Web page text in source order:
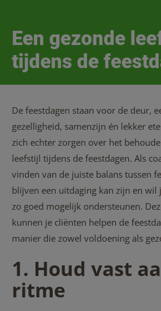
Een gezonde
tijdens de
De feestdagen staan voor de deur,
gezelligheid, samenzijn én lekker
zich echter zorgen over het
leefstijl tijdens de feestdagen. Als
vinden van de juiste balans tussen
blijven een uitdaging kan zijn en wil
zo goed mogelijk ondersteunen. D
kunnen je cliënten helpen de
manier die zowel voldoening als
1. Houd vast
ritme